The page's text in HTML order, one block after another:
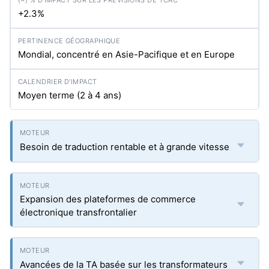
+2.3%
Mondial, concentré en Asie-Pacifique et en Europe
Moyen terme (2 à 4 ans)
Besoin de traduction rentable et à grande vitesse
Expansion des plateformes de commerce
électronique transfrontalier
Avancées de la TA basée sur les transformateurs